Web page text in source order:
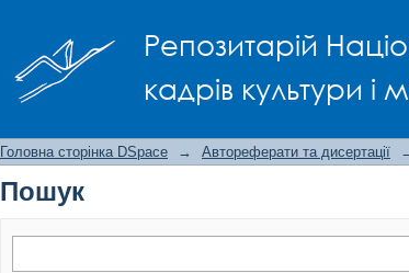
Репозитарій
кадрів культури і
Головна сторінка DSpace → Автореферати та дисертації
Пошук